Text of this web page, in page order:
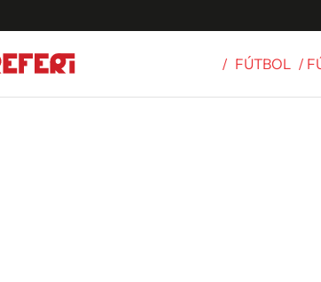
/ FÚTBOL /